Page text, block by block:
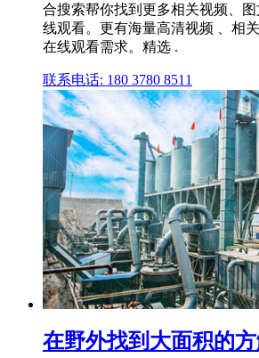
合搜索帮你找到更多相关视频、
线观看。更有海量高清视频 、相
在线观看需求。精选 .
联系电话: 180 3780 8511
在野外找到大面积的